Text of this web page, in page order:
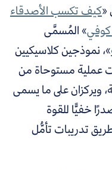
كيف تكسب الأصدقاء
»المُسمَّى
نموذجين كلاسيكيين
عملية مستوحاة من
ويركزان على ما يسمى
خفيًّا للقوة
تدريبات تأمُّل